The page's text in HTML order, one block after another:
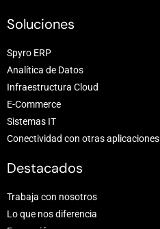
Soluciones
Spyro ERP
Analítica de Datos
Infraestructura Cloud
E-Commerce
Sistemas IT
Conectividad con otras aplicaciones
Destacados
Trabaja con nosotros
Lo que nos diferencia